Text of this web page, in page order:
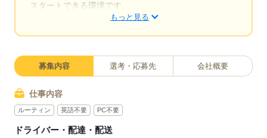
スタートできる環境です。
■大手グループで安定性抜群
弊社は平成5年設立、令和3年からは
大手食品輸送会社ダイセーグループ傘下に入り、
より安定した基盤を持つ会社に成長しています。
もっと見る
募集内容 選考・応募先 会社概要
仕事内容
ルーティン 英語不要 PC不要
ドライバー・配達・配送